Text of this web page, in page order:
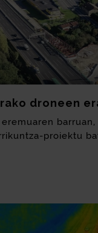
droneen
proiektu